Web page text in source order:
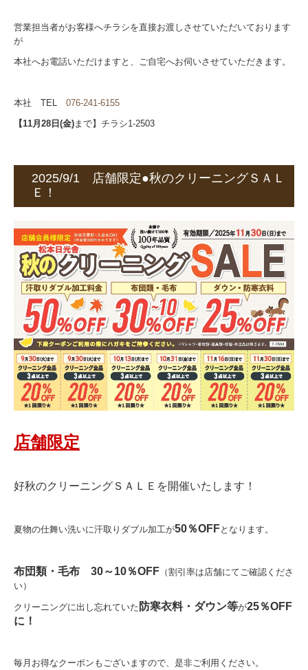
営業担当者がお客様へチラシを直接お渡しさせていただいております
が
本社へお電話いただけますと、ご自宅へお伺いさせていただきます。
本社 TEL 076-241-6155
【11月28日(金)まで】チラシ1-2503
2025/9/1 店舗限定●秋のクリーニングＳＡＬ
Ｅ！
店舗限定
好秋のクリーニングＳＡＬＥを開催いたします！
夏物の仕舞い洗いに汗取りダブル加工が50％OFFとなります。
布団類・毛布 30～10％OFF （割引率は店舗にてご確認くださ
い）
クリーニングに出し忘れていた 防寒衣料・ダウン等が25％OFF
に！
毎月お得なクーポンもございますので、是非ご利用ください。